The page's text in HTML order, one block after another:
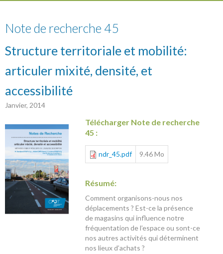
Note de recherche 45
Structure territoriale et mobilité:
articuler mixité, densité, et
accessibilité
Janvier, 2014
Télécharger Note de recherche
45 :
ndr_45.pdf 9.46 Mo
Résumé:
Comment organisons-nous nos
déplacements ? Est-ce la présence
de magasins qui influence notre
fréquentation de l’espace ou sont-ce
nos autres activités qui déterminent
nos lieux d’achats ?